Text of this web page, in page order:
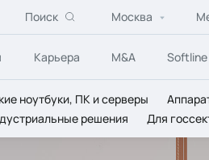
Поиск Москва
Карьера M&A
ноутбуки, ПК и серверы
решения Для